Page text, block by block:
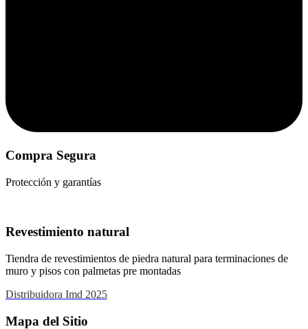
Compra Segura
Protección y garantías
Revestimiento natural
Tiendra de revestimientos de piedra natural para terminaciones de
muro y pisos con palmetas pre montadas
Distribuidora Imd 2025
Mapa del Sitio